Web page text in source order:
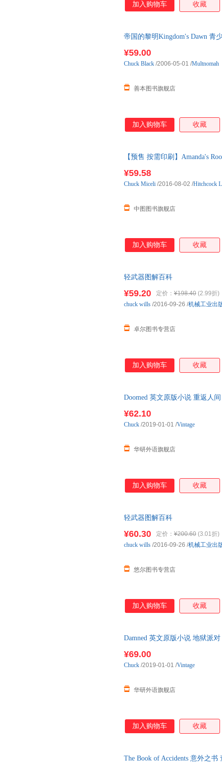
加入购物车 收藏
帝国的黎明Kingdom's Dawn 青
¥59.00
善本图书旗舰店
Chuck Black /2006-05-01 /Multnomah
加入购物车 收藏
【预售 按需印刷】Amanda's
¥59.58
中图图书旗舰店
Chuck Miceli /2016-08-02 /Hitchcock
加入购物车 收藏
轻武器图解百科
¥59.20 定价： ¥198.40 (2.99折)
卓尔图书专营店
chuck wills /2016-09-26 /机械工业出
加入购物车 收藏
Doomed 英文原版小说 重返人
¥62.10
华研外语旗舰店
Chuck /2019-01-01 /Vintage
加入购物车 收藏
轻武器图解百科
¥60.30 定价： ¥200.60 (3.01折)
悠尔图书专营店
chuck wills /2016-09-26 /机械工业出
加入购物车 收藏
Damned 英文原版小说 地狱派
¥69.00
华研外语旗舰店
Chuck /2019-01-01 /Vintage
加入购物车 收藏
The Book of Accidents 意外之